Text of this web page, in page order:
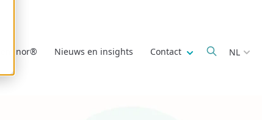
Nieuws en insights Contact Show submenu
NL